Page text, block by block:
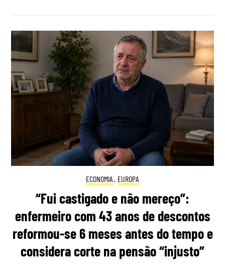
ECONOMIA , EUROPA
“Fui castigado e não mereço”:
enfermeiro com 43 anos de descontos
reformou-se 6 meses antes do tempo e
considera corte na pensão “injusto”